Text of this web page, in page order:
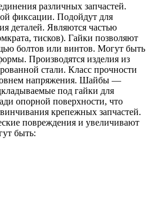
различных запчастей.
фиксации. Подойдут для
деталей. Являются частью
тисков). Гайки позволяют
болтов или винтов. Могут быть
Производятся изделия из
стали. Класс прочности
напряжения. Шайбы —
под гайки для
опорной поверхности, что
крепежных запчастей.
повреждения и увеличивают
быть: